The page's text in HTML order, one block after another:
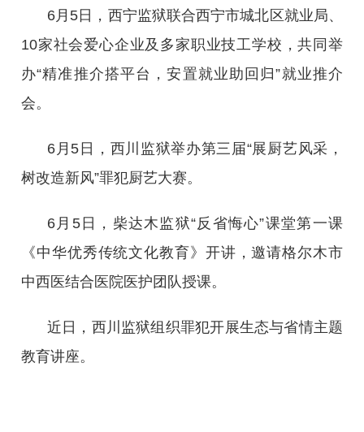
6月5日，西宁监狱联合西宁市城北区就业局、
10家社会爱心企业及多家职业技工学校，共同举
办“精准推介搭平台，安置就业助回归”就业推介
会。
6月5日，西川监狱举办第三届“展厨艺风采，
树改造新风”罪犯厨艺大赛。
6月5日，柴达木监狱“反省悔心”课堂第一课
《中华优秀传统文化教育》开讲，邀请格尔木市
中西医结合医院医护团队授课。
近日，西川监狱组织罪犯开展生态与省情主题
教育讲座。